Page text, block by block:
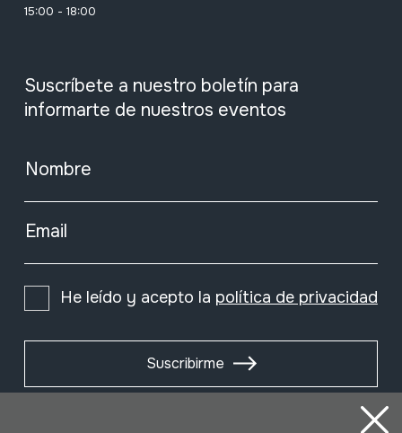
15:00 - 18:00
Suscríbete a nuestro boletín para
informarte de nuestros eventos
Nombre
Email
He leído y acepto la política de privacidad
Suscribirme